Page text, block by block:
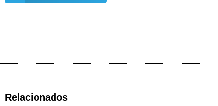
Relacionados